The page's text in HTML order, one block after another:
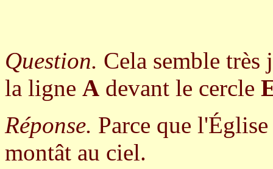
Question. Cela semble
la ligne A devant le cercle
Réponse. Parce que
montât au ciel.